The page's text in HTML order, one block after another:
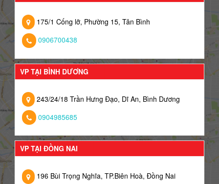
175/1 Cống lỡ, Phường 15, Tân Bình
0906700438
VP TẠI BÌNH DƯƠNG
243/24/18 Trần Hưng Đạo, Dĩ An, Bình Dương
0904985685
VP TẠI ĐỒNG NAI
196 Bùi Trọng Nghĩa, TP.Biên Hoà, Đồng Nai